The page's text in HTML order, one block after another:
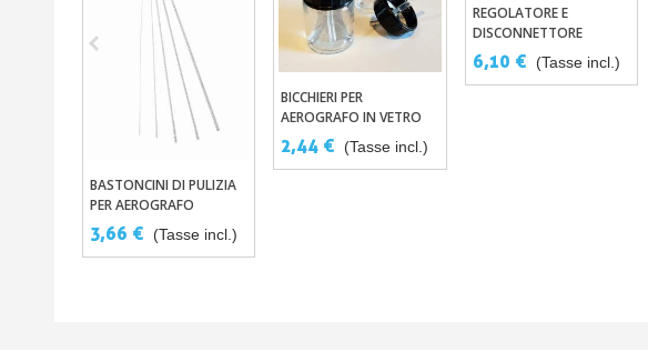
Aggiungi Al Carrello
BASTONCINI DI PULIZIA
PER AEROGRAFO
3,66 € (Tasse incl.)
Aggiungi Al Carrello
BICCHIERI PER
AEROGRAFO IN VETRO
22ML
2,44 € (Tasse incl.)
Aggiungi Al Carrello
REGOLATORE E
DISCONNETTORE
RAPIDO PER AEROGRAFO
6,10 € (Tasse incl.)